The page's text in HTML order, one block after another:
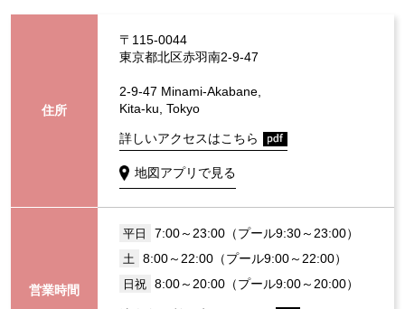
住所
〒115-0044
東京都北区赤羽南2-9-47
2-9-47 Minami-Akabane,
Kita-ku, Tokyo
詳しいアクセスはこちら
地図アプリで見る
営業時間
平日 7:00～23:00（プール9:30～23:00）
土 8:00～22:00（プール9:00～22:00）
日祝 8:00～20:00（プール9:00～20:00）